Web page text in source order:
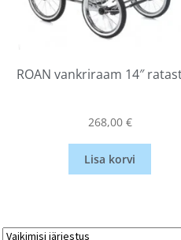
ROAN vankriraam 14″
268,00 €
Lisa korvi